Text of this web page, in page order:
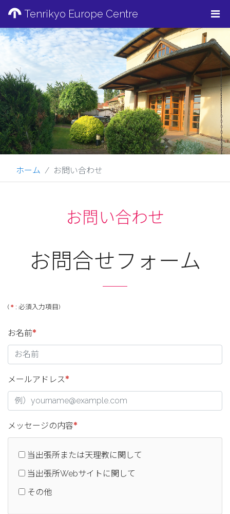
Tenrikyo Europe Centre
ホーム お問い合わせ
お問い合わせ
お問合せフォーム
( : 必須入力項目)
お名前
メールアドレス
メッセージの内容
当出張所または天理教に関して
当出張所Webサイトに関して
その他